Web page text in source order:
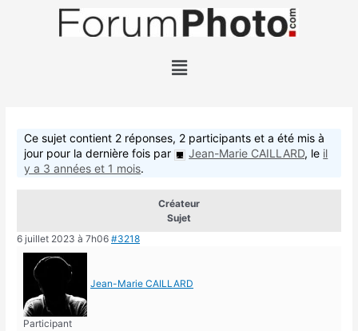
Ce sujet contient 2 réponses, 2 participants et a été mis à
jour pour la dernière fois par
Jean-Marie CAILLARD, le il
y a 3 années et 1 mois.
Créateur
Sujet
6 juillet 2023 à 7h06 #3218
Jean-Marie CAILLARD
Participant